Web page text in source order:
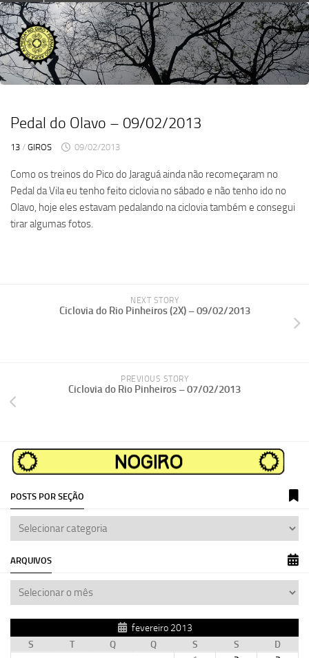
Skip
to
content
Pedal do Olavo – 09/02/2013
13 / GIROS 09/02/2013
Como os treinos do Pico do Jaraguá ainda não recomeçaram no
Pedal da Vila eu tenho feito ciclovia no sábado e não tenho ido no
Olavo, hoje eles estavam pedalando na ciclovia também e consegui
tirar algumas fotos.
NEXT STORY
Ciclovia do Rio Pinheiros (2X) – 09/02/2013
PREVIOUS STORY
Ciclovia do Rio Pinheiros – 07/02/2013
POSTS POR SEÇÃO
ARQUIVOS
fevereiro 2013
S
T Q Q S S
D